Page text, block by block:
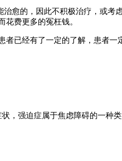
愈的，因此不积极治疗，或
费更多的冤枉钱。
者已经有了一定的了解，患者
，强迫症属于焦虑障碍的一种